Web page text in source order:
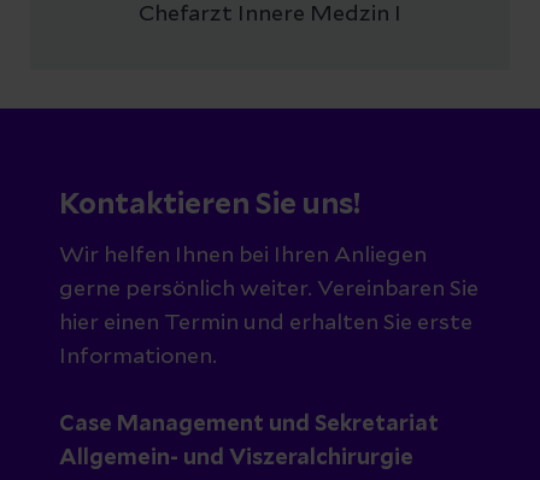
Chefarzt Innere Medzin I
Kontaktieren Sie uns!
Wir helfen Ihnen bei Ihren Anliegen
gerne persönlich weiter. Vereinbaren Sie
hier einen Termin und erhalten Sie erste
Informationen.
Case Management und Sekretariat
Allgemein- und Viszeralchirurgie